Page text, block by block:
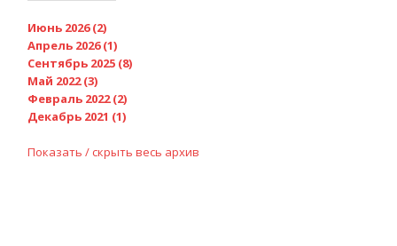
Июнь 2026 (2)
Апрель 2026 (1)
Сентябрь 2025 (8)
Май 2022 (3)
Февраль 2022 (2)
Декабрь 2021 (1)
Показать / скрыть весь архив